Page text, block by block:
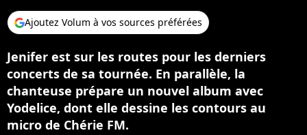
Ajoutez Volum à vos sources préférées
Jenifer est sur les routes pour les derniers
concerts de sa tournée. En parallèle, la
chanteuse prépare un nouvel album avec
Yodelice, dont elle dessine les contours au
micro de Chérie FM.